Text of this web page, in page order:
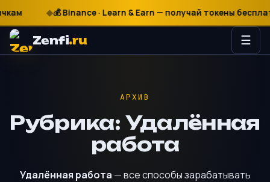
₽
$
€ 💰 Binance · Learn & Earn — получай токены
Zenfi.ru ☰
АРХИВ
Рубрика: Удалённая
работа
Удалённая работа — все способы зарабатывать